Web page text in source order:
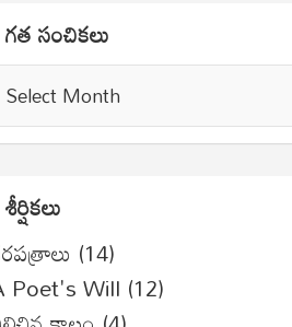
గత సంచికలు
సంచికలు
శీర్షికలు
(14)
Poet's Will (12)